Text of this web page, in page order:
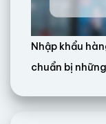
Nhập khẩu
chuẩn bị